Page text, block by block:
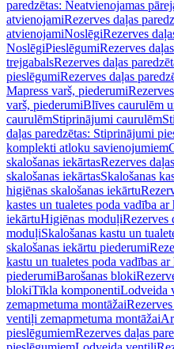
paredzētas: Neatvienojamas
atvienojamiRezerves daļas
atvienojamiNoslēgiRezerves
NoslēgiPieslēgumiRezerves
trejgabalsRezerves daļas
pieslēgumiRezerves daļas
Mapress varš, piederumi
varš, piederumiBlīves caurulēm
caurulēmStiprinājumi caurulēm
daļas paredzētas: Stiprinājumi
komplekti atloku savienojumiem
skalošanas iekārtasRezerves
skalošanas iekārtasSkalošanas
higiēnas skalošanas iekārtu
kastes un tualetes poda vadība ar
iekārtuHigiēnas moduļiRezerves
moduļiSkalošanas kastu un
skalošanas iekārtu piederumi
kastu un tualetes poda vadības
piederumiBarošanas bloki
blokiTīkla komponentiLodveida
zemapmetuma montāžai
ventiļi zemapmetuma montāžai
pieslēgumiemRezerves daļas